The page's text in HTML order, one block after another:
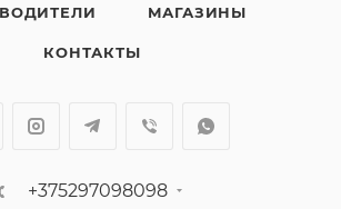
как в классический интерьер,
оформленный в стиле
цветах, а цветовых вариантов
выключателей и рамок
МАГАЗИНЫ
КОНТАКТЫ
+375297098098